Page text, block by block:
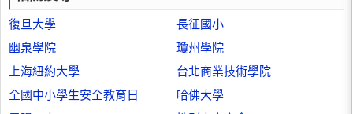
復旦大學
長征國小
幽泉學院
瓊州學院
上海紐約大學
台北商業技術學院
全國中小學生安全教育日
哈佛大學